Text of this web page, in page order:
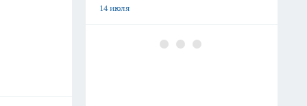
14 июля
Высокие грядки уже не предел